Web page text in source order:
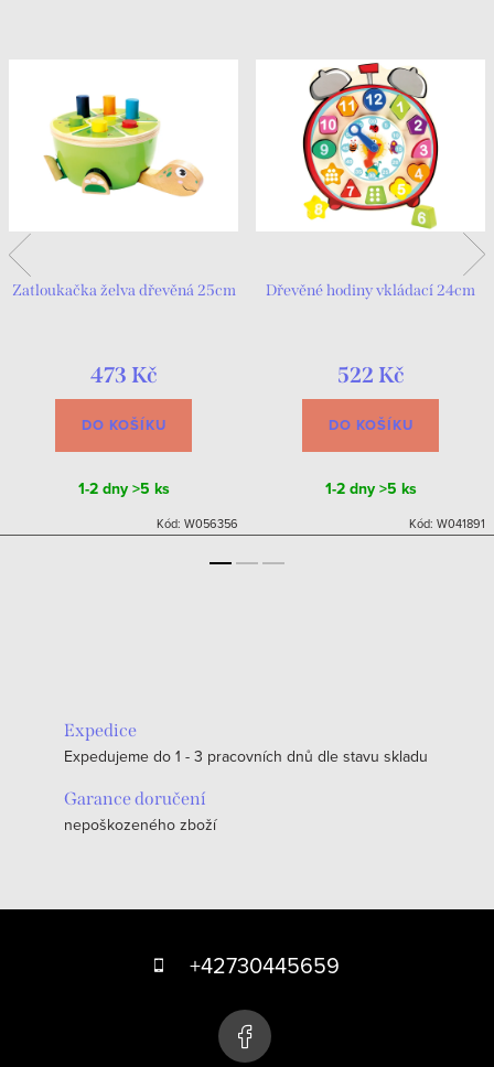
Zatloukačka želva dřevěná 25cm
473 Kč
DO KOŠÍKU
1-2 dny>5 ks
Kód: W056356
Dřevěné hodiny vkládací 24cm
522 Kč
DO KOŠÍKU
1-2 dny>5 ks
Kód: W041891
Expedice
Expedujeme do 1 - 3 pracovních dnů dle stavu skladu
Garance doručení
nepoškozeného zboží
+42730445659